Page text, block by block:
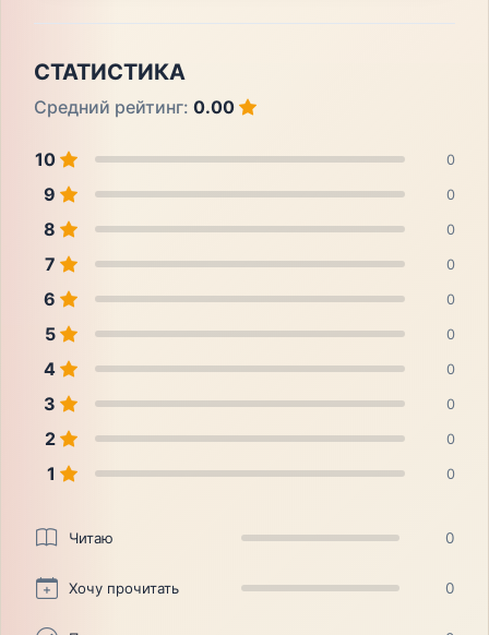
СТАТИСТИКА
Средний рейтинг: 0.00
10 0
9 0
8 0
7 0
6 0
5 0
4 0
3 0
2 0
1 0
Читаю 0
Хочу прочитать 0